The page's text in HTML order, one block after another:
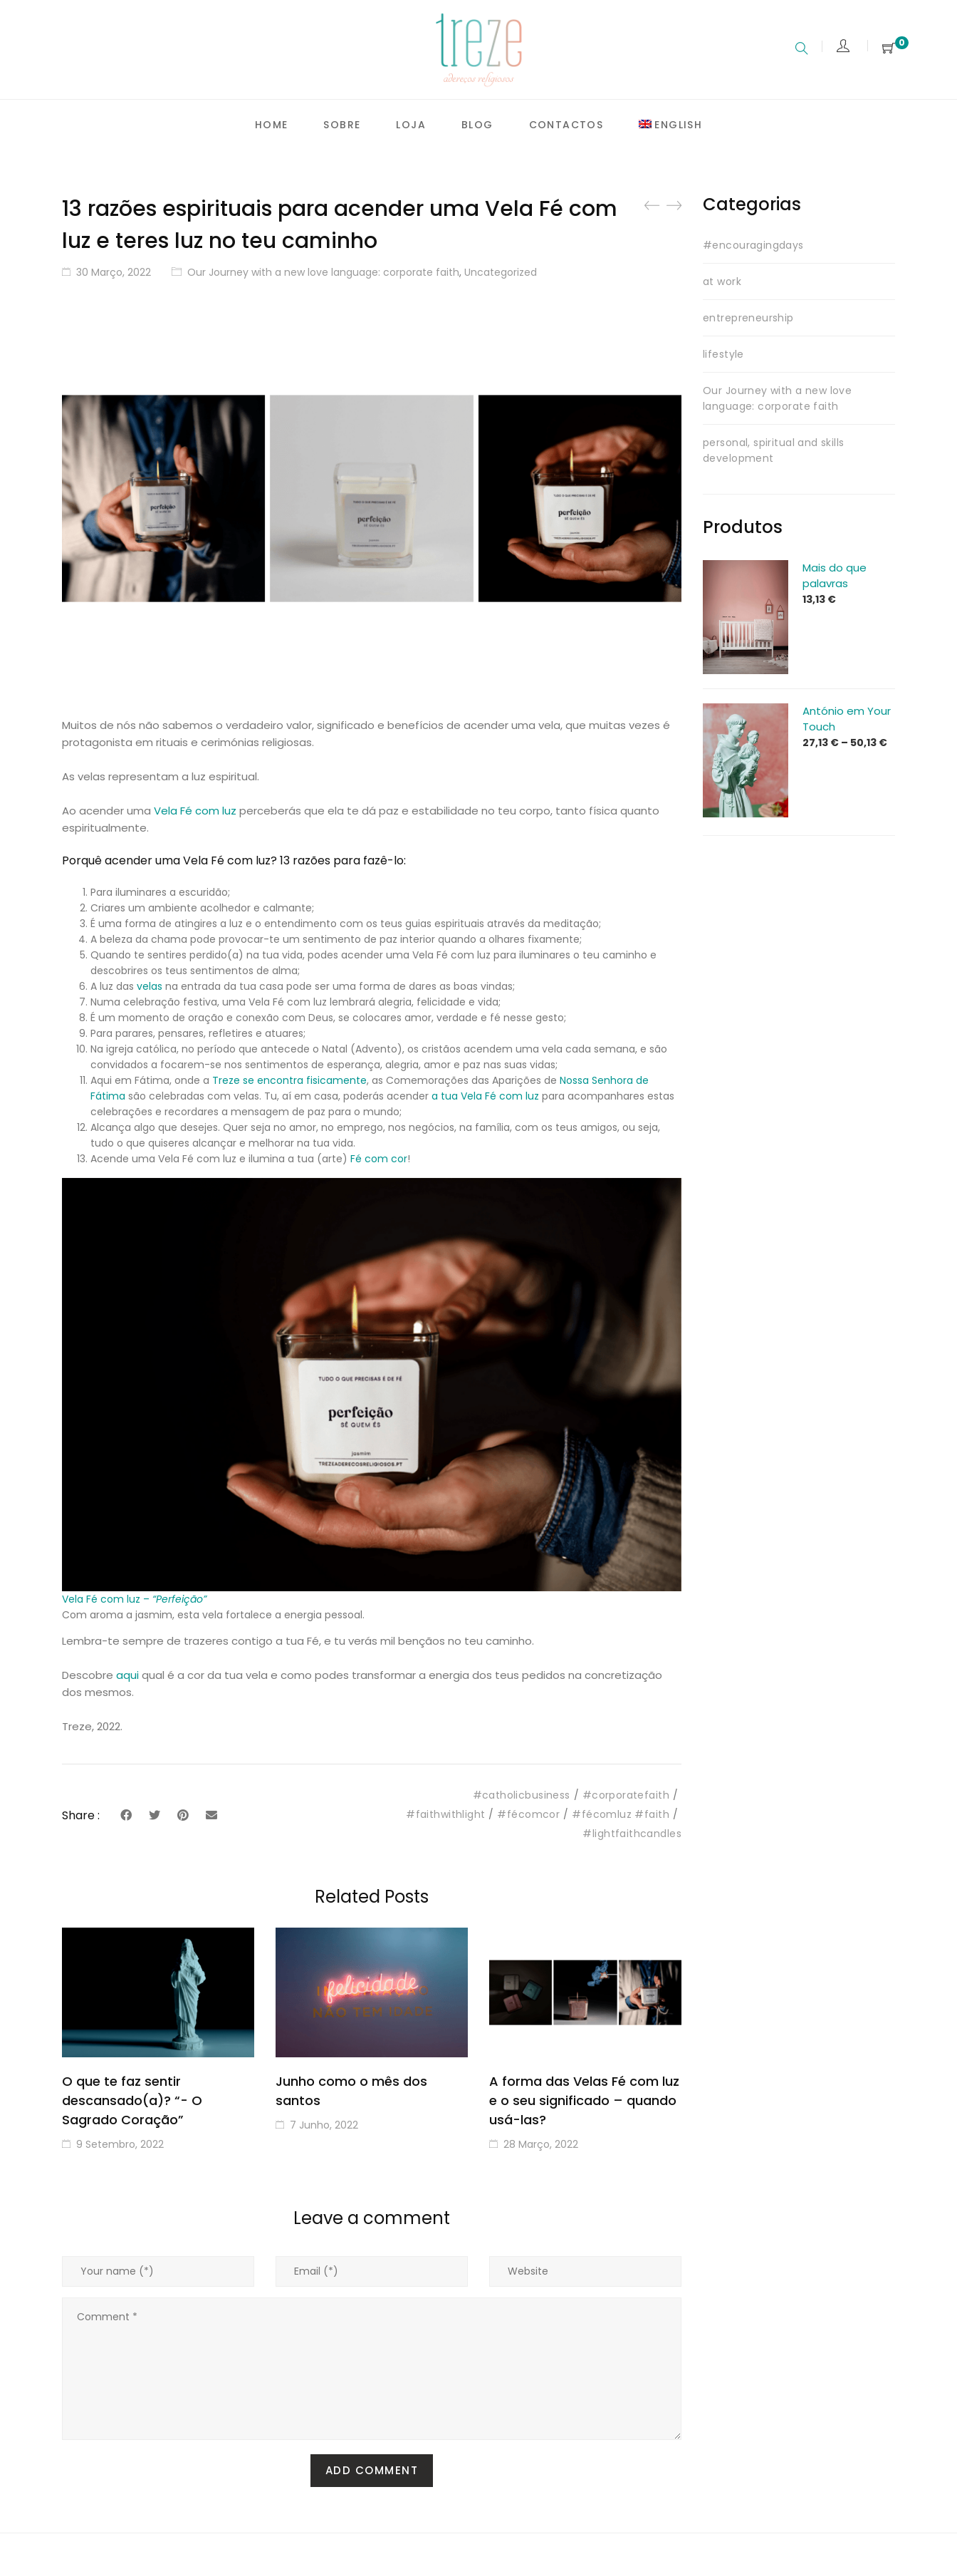
0
HOME SOBRE LOJA BLOG CONTACTOS ENGLISH
13 razões espirituais para acender uma Vela Fé com
luz e teres luz no teu caminho
30 Março, 2022 Our Journey with a new love language: corporate faith, Uncategorized
Muitos de nós não sabemos o verdadeiro valor, significado e benefícios de acender uma vela, que muitas vezes é
protagonista em rituais e cerimónias religiosas.
As velas representam a luz espiritual.
Ao acender uma Vela Fé com luz perceberás que ela te dá paz e estabilidade no teu corpo, tanto física quanto
espiritualmente.
Porquê acender uma Vela Fé com luz? 13 razões para fazê-lo:
Para iluminares a escuridão;
Criares um ambiente acolhedor e calmante;
É uma forma de atingires a luz e o entendimento com os teus guias espirituais através da meditação;
A beleza da chama pode provocar-te um sentimento de paz interior quando a olhares fixamente;
Quando te sentires perdido(a) na tua vida, podes acender uma Vela Fé com luz para iluminares o teu caminho e
descobrires os teus sentimentos de alma;
A luz das velas na entrada da tua casa pode ser uma forma de dares as boas vindas;
Numa celebração festiva, uma Vela Fé com luz lembrará alegria, felicidade e vida;
É um momento de oração e conexão com Deus, se colocares amor, verdade e fé nesse gesto;
Para parares, pensares, refletires e atuares;
Na igreja católica, no período que antecede o Natal (Advento), os cristãos acendem uma vela cada semana, e são
convidados a focarem-se nos sentimentos de esperança, alegria, amor e paz nas suas vidas;
Aqui em Fátima, onde a Treze se encontra fisicamente, as Comemorações das Aparições de Nossa Senhora de
Fátima são celebradas com velas. Tu, aí em casa, poderás acender a tua Vela Fé com luz para acompanhares estas
celebrações e recordares a mensagem de paz para o mundo;
Alcança algo que desejes. Quer seja no amor, no emprego, nos negócios, na família, com os teus amigos, ou seja,
tudo o que quiseres alcançar e melhorar na tua vida.
Acende uma Vela Fé com luz e ilumina a tua (arte) Fé com cor!
Vela Fé com luz – “Perfeição”
Com aroma a jasmim, esta vela fortalece a energia pessoal.
Lembra-te sempre de trazeres contigo a tua Fé, e tu verás mil bençãos no teu caminho.
Descobre aquiqual é a cor da tua vela e como podes transformar a energia dos teus pedidos na concretização
dos mesmos.
Treze, 2022.
Share :
#catholicbusiness
#corporatefaith
#faithwithlight
#fécomcor
#fécomluz #faith
#lightfaithcandles
Related Posts
O que te faz sentir
descansado(a)? “- O
Sagrado Coração”
9 Setembro, 2022
Junho como o mês dos
santos
7 Junho, 2022
A forma das Velas Fé com luz
e o seu significado – quando
usá-las?
28 Março, 2022
Leave a comment
Categorias
#encouragingdays
at work
entrepreneurship
lifestyle
Our Journey with a new love
language: corporate faith
personal, spiritual and skills
development
Produtos
Mais do que
palavras
13,13 €
António em Your
Touch
27,13 € – 50,13 €Price